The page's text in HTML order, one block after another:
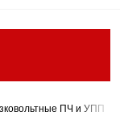
ПЧ и УПП